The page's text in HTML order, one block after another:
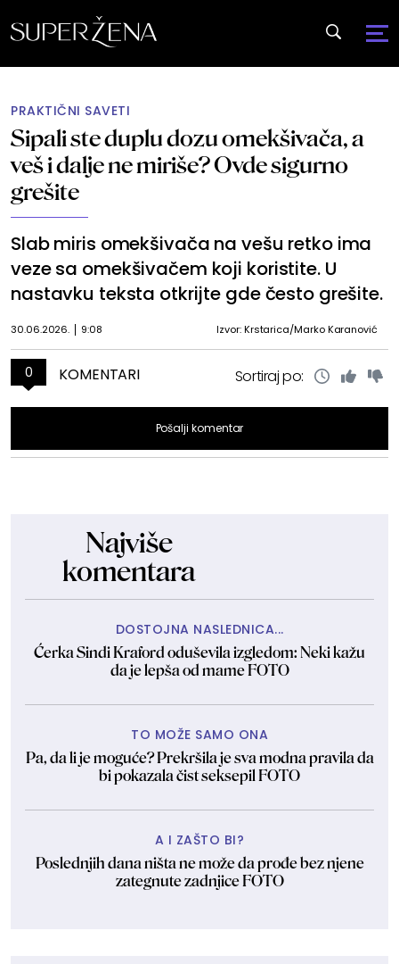
PRAKTIČNI SAVETI
Sipali ste duplu dozu omekšivača, a
veš i dalje ne miriše? Ovde sigurno
grešite
Slab miris omekšivača na vešu retko ima
veze sa omekšivačem koji koristite. U
nastavku teksta otkrijte gde često grešite.
30.06.2026. 9:08 Izvor: Krstarica/Marko Karanović
0 KOMENTARI Sortiraj po:
Pošalji komentar
Najviše
komentara
DOSTOJNA NASLEDNICA...
Ćerka Sindi Kraford oduševila izgledom: Neki kažu
da je lepša od mame FOTO
TO MOŽE SAMO ONA
Pa, da li je moguće? Prekršila je sva modna pravila da
bi pokazala čist seksepil FOTO
A I ZAŠTO BI?
Poslednjih dana ništa ne može da prođe bez njene
zategnute zadnjice FOTO